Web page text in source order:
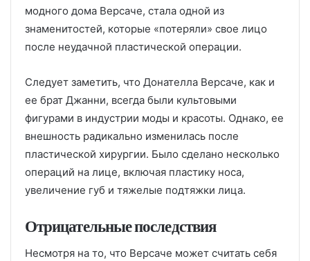
модного дома Версаче, стала одной из
знаменитостей, которые «потеряли» свое лицо
после неудачной пластической операции.
Следует заметить, что Донателла Версаче, как и
ее брат Джанни, всегда были культовыми
фигурами в индустрии моды и красоты. Однако, ее
внешность радикально изменилась после
пластической хирургии. Было сделано несколько
операций на лице, включая пластику носа,
увеличение губ и тяжелые подтяжки лица.
Отрицательные последствия
Несмотря на то, что Версаче может считать себя